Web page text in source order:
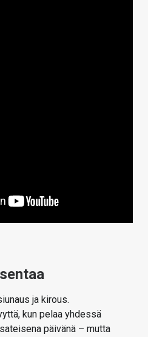
ja kirous.
kun pelaa yhdessä
päivänä – mutta